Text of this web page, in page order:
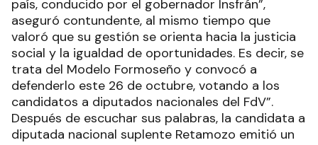
país, conducido por el gobernador Insfrán”,
aseguró contundente, al mismo tiempo que
valoró que su gestión se orienta hacia la justicia
social y la igualdad de oportunidades. Es decir, se
trata del Modelo Formoseño y convocó a
defenderlo este 26 de octubre, votando a los
candidatos a diputados nacionales del FdV”.
Después de escuchar sus palabras, la candidata a
diputada nacional suplente Retamozo emitió un